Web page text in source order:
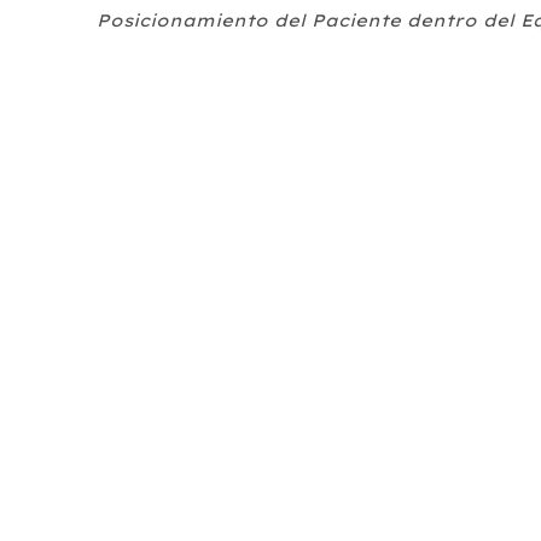
Posicionamiento del Paciente dentro del